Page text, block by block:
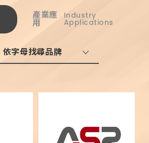
產業應
用
Industry
Applications
依字母找尋品牌